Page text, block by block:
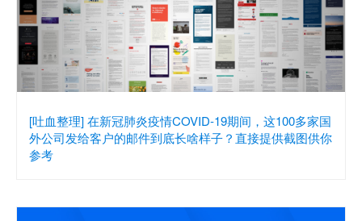
[吐血整理] 在新冠肺炎疫情COVID-19期间，这100多家国
外公司发给客户的邮件到底长啥样子？直接提供截图供你
参考